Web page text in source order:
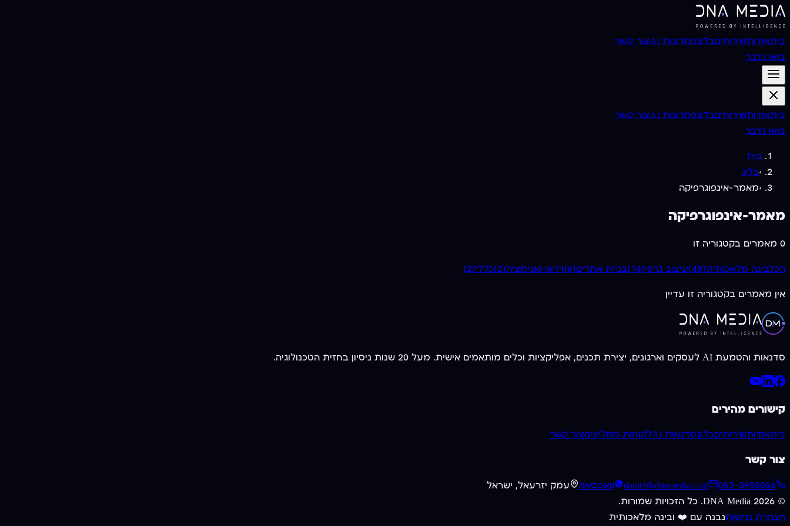
ביתאודותשירותיםבלוגפתרונות AI
צור קשר
בואו נדבר
ביתאודותשירותיםבלוגפתרונות AI
צור קשר
בואו נדבר
בית
›בלוג
›מאמר-אינפוגרפיקה
מאמר-אינפוגרפיקה
0 מאמרים בקטגוריה זו
הכלבינה מלאכותית(
48
)עיצוב גרפי(
14
)בניית אתרים(
6
)וידאו ואנימציה(
2
)כללי(
2
)
אין מאמרים בקטגוריה זו עדיין
סדנאות והטמעת AI לעסקים וארגונים, יצירת תכנים, אפליקציות וכלים מותאמים אישית. מעל 20 שנות ניסיון בחזית הטכנולוגיה.
קישורים מהירים
ביתאודותשירותיםבלוגסדנאות AI לקוחות ממליציםצור קשר
צור קשר
052-3955056
daniel@dnamedia.co.il וואטסאפ
עמק יזרעאל, ישראל
©
2026
הצהרת נגישותנבנה עם ❤️ ובינה מלאכותית